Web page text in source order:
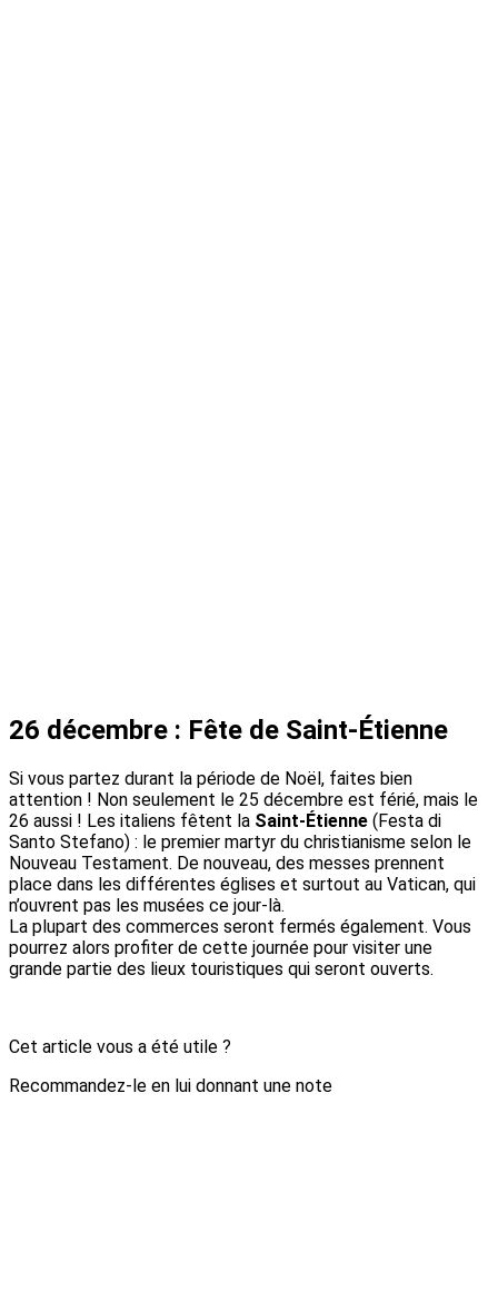
26 décembre : Fête de Saint-Étienne
Si vous partez durant la période de Noël, faites bien
attention ! Non seulement le 25 décembre est férié, mais le
26 aussi ! Les italiens fêtent la Saint-Étienne (Festa di
Santo Stefano) : le premier martyr du christianisme selon le
Nouveau Testament. De nouveau, des messes prennent
place dans les différentes églises et surtout au Vatican, qui
n’ouvrent pas les musées ce jour-là.
La plupart des commerces seront fermés également. Vous
pourrez alors profiter de cette journée pour visiter une
grande partie des lieux touristiques qui seront ouverts.
Cet article vous a été utile ?
Recommandez-le en lui donnant une note